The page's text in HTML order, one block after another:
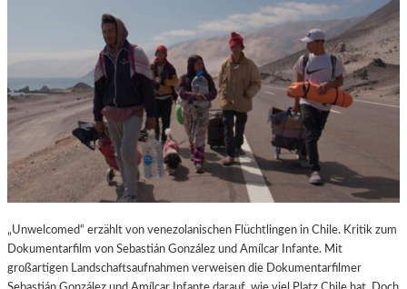
„Unwelcomed“ erzählt von venezolanischen Flüchtlingen in Chile. Kritik zum
Dokumentarfilm von Sebastián González und Amílcar Infante. Mit
großartigen Landschaftsaufnahmen verweisen die Dokumentarfilmer